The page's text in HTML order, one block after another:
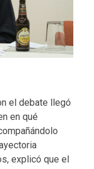
el debate llegó
en qué
explicó que el